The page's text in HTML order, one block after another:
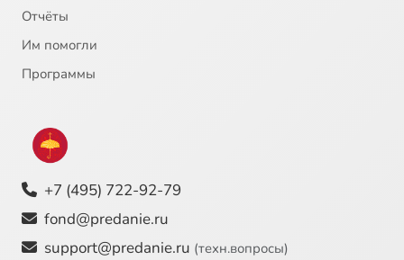
22
Отчёты
Им помогли
Программы
+7 (495) 722-92-79
fond@predanie.ru
support@predanie.ru (техн.вопросы)